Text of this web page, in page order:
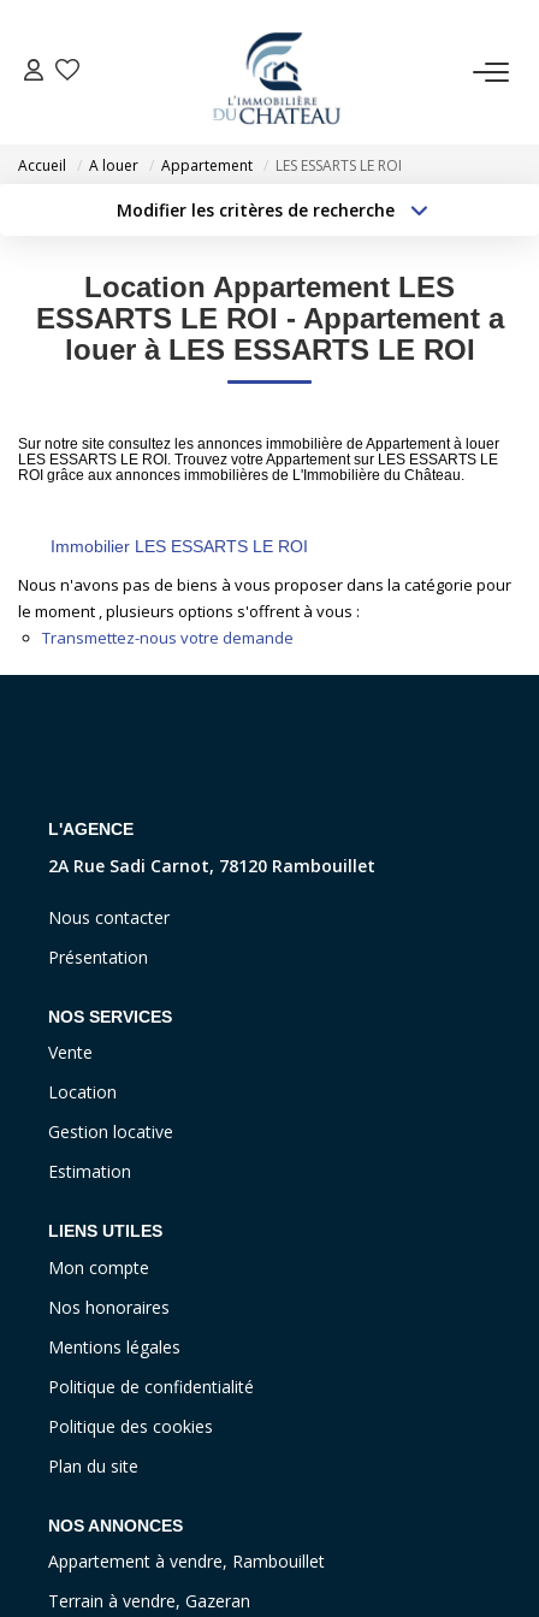
VENTE
ESTIMATION
EXTRANET
CONTACT
Accueil A louer Appartement LES ESSARTS LE ROI
Modifier les critères de recherche
Sélectionnez...
Type de bien
Surface min
Location Appartement LES
ESSARTS LE ROI - Appartement a
louer à LES ESSARTS LE ROI
Sur notre site consultez les annonces immobilière de Appartement à louer
LES ESSARTS LE ROI. Trouvez votre Appartement sur LES ESSARTS LE
ROI grâce aux annonces immobilières de L'Immobilière du Château.
Immobilier LES ESSARTS LE ROI
Nous n'avons pas de biens à vous proposer dans la catégorie pour
le moment , plusieurs options s'offrent à vous :
Transmettez-nous votre demande
L'AGENCE
2A Rue Sadi Carnot, 78120 Rambouillet
Nous contacter
Présentation
NOS SERVICES
Vente
Location
Gestion locative
Estimation
LIENS UTILES
Mon compte
Nos honoraires
Mentions légales
Politique de confidentialité
Politique des cookies
Plan du site
NOS ANNONCES
Appartement à vendre, Rambouillet
Terrain à vendre, Gazeran